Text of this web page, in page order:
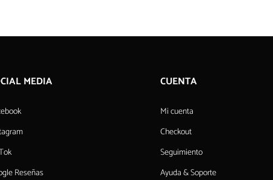
MEDIA
Reseñas
CUENTA
Mi cuenta
Checkout
Seguimiento
Ayuda & Soporte